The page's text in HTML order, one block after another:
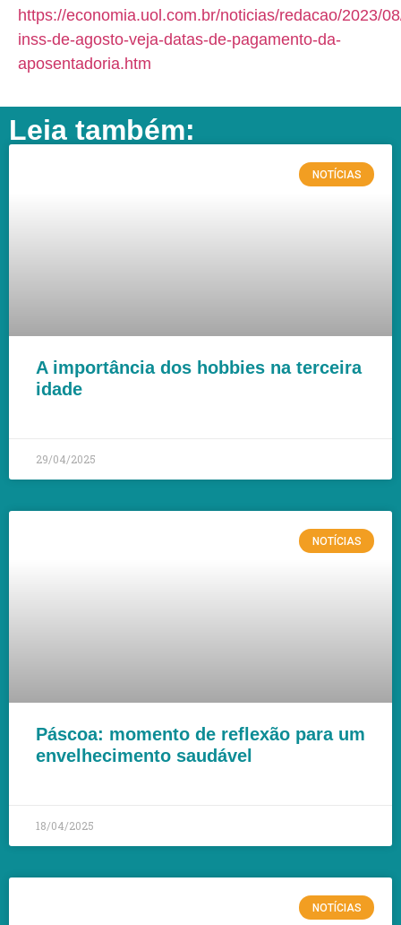
https://economia.uol.com.br/noticias/redacao/2023/
inss-de-agosto-veja-datas-de-pagamento-da-
aposentadoria.htm
Leia também:
NOTÍCIAS
A importância dos hobbies na terceira
idade
29/04/2025
NOTÍCIAS
Páscoa: momento de reflexão para um
envelhecimento saudável
18/04/2025
NOTÍCIAS